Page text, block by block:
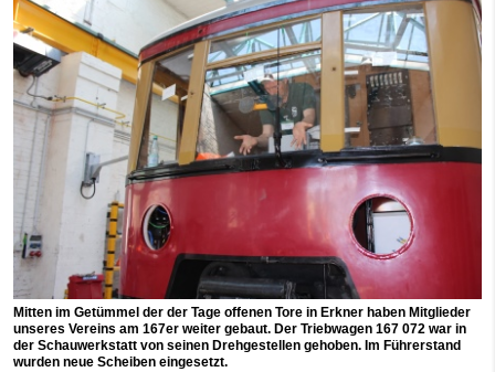
Mitten im Getümmel der der Tage offenen Tore in Erkner haben Mitglieder
unseres Vereins am 167er weiter gebaut. Der Triebwagen 167 072 war in
der Schauwerkstatt von seinen Drehgestellen gehoben. Im Führerstand
wurden neue Scheiben eingesetzt.